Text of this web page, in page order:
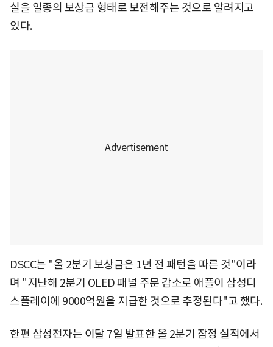
실을 일종의 보상금 형태로 보전해주는 것으로 알려지고
있다.
DSCC는 "올 2분기 보상금은 1년 전 패턴을 따른 것"이라
며 "지난해 2분기 OLED 패널 주문 감소로 애플이 삼성디
스플레이에 9000억원을 지급한 것으로 추정된다"고 했다.
한편 삼성전자는 이달 7일 발표한 올 2분기 잠정 실적에서